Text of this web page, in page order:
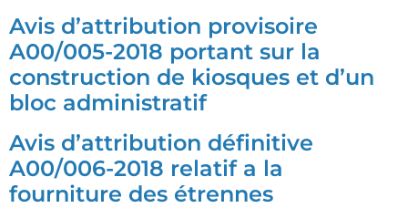
Avis d’attribution provisoire
A00/005-2018 portant sur la
construction de kiosques et d’un
bloc administratif
Avis d’attribution définitive
A00/006-2018 relatif a la
fourniture des étrennes